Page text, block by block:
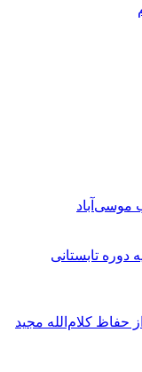
موسی‌آباد
دوره تابستانی
حفاظ کلام‌الله مجید